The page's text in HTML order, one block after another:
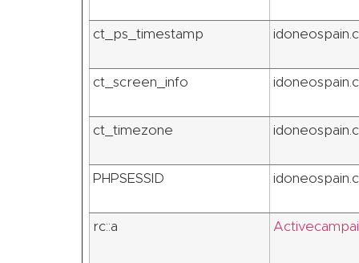
ct_ps_timestamp
ct_screen_info
ct_timezone
PHPSESSID
rc::a